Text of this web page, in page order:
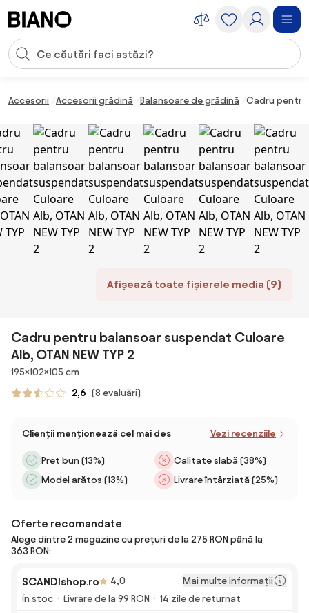
Introducerea căutării
Accesorii Accesorii grădină Balansoare de grădină Cadru pentru
Afișează toate fișierele media (9)
Cadru pentru balansoar suspendat Culoare
Alb, OTAN NEW TYP 2
Dimensiuni
195×102×105 cm
2,6 (8 evaluări)
Clienții menționează cel mai des Vezi recenziile
Pret bun (13%)
Model arătos (13%)
Calitate slabă (38%)
Livrare întârziată (25%)
Oferte recomandate
Alege dintre 2 magazine cu prețuri de la 275 RON până la
363 RON:
SCANDIshop.ro 4,0
Mai multe informații
În stoc
Livrare de la 99 RON 14 zile de returnat